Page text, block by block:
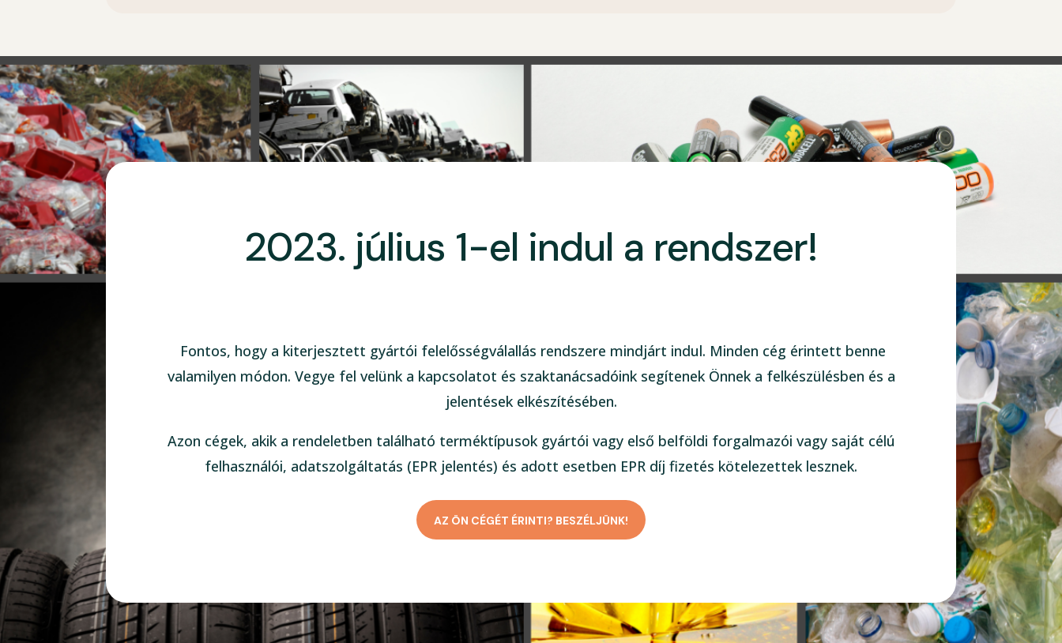
2023. július 1-el indul a rendszer!
Fontos, hogy a kiterjesztett gyártói felelősségválallás rendszere mindjárt indul. Minden cég érintett benne
valamilyen módon. Vegye fel velünk a kapcsolatot és szaktanácsadóink segítenek Önnek a felkészülésben és a
jelentések elkészítésében.
Azon cégek, akik a rendeletben található terméktípusok gyártói vagy első belföldi forgalmazói vagy saját célú
felhasználói, adatszolgáltatás (EPR jelentés) és adott esetben EPR díj fizetés kötelezettek lesznek.
AZ ÖN CÉGÉT ÉRINTI? BESZÉLJÜNK!